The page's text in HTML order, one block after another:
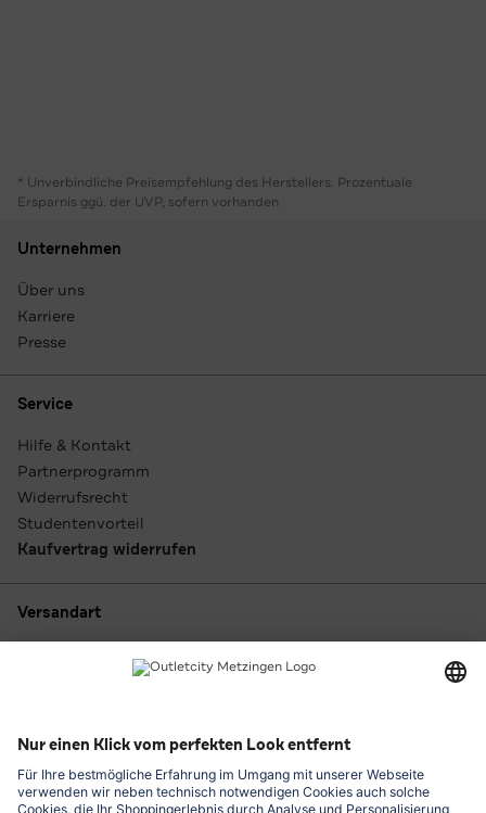
* Unverbindliche Preisempfehlung des Herstellers. Prozentuale
Ersparnis ggü. der UVP, sofern vorhanden
Unternehmen
Über uns
Karriere
Presse
Service
Hilfe & Kontakt
Partnerprogramm
Widerrufsrecht
Studentenvorteil
Kaufvertrag widerrufen
Versandart